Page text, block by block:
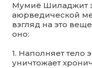
Мумиё Шиладжит
аюрведической
взгляд на это
оно:
1. Наполняет тело
уничтожает